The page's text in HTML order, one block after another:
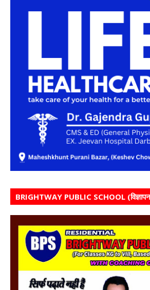
BRIGHTWAY PUBLIC SCHOOL